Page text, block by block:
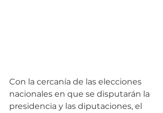
Con la cercanía de las elecciones
nacionales en que se disputarán la
presidencia y las diputaciones, el